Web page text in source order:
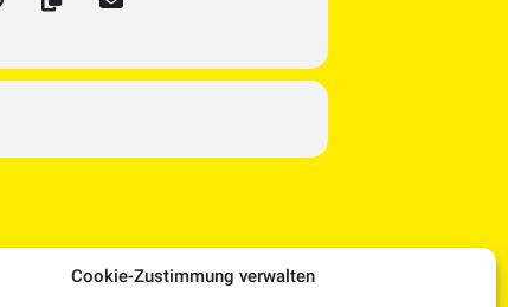
Cookie-Zustimmung verwalten